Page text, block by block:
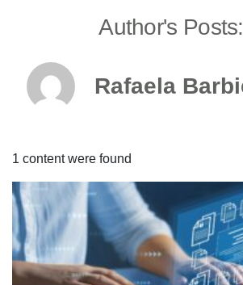
Author's Posts:
1 content were found